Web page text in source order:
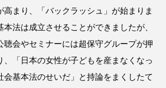
まり、「バックラッシュ」が始まりま
法は成立させることができましたが、
聴会やセミナーには超保守グループが押
、「日本の女性が子どもを産まなくなっ
会基本法のせいだ」と持論をまくしたて